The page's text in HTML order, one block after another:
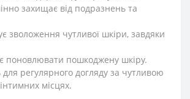
захищає від подразнень та
зволоження чутливої шкіри, завдяки
поновлювати пошкоджену шкіру.
для регулярного догляду за чутливою
місцях.